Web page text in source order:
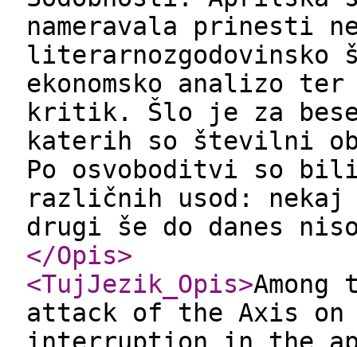
nameravala prinesti
ekonomsko analizo
kritik. Šlo je za
katerih so številni
Po osvoboditvi so
različnih usod:
drugi še do danes
</Opis>
<TujJezik_Opis>
attack of the Axis on